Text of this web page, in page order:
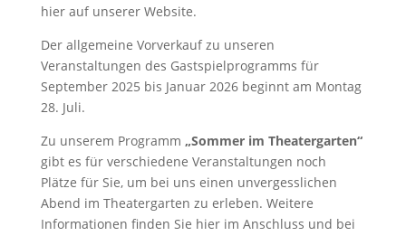
hier auf unserer Website.
Der allgemeine Vorverkauf zu unseren
Veranstaltungen des Gastspielprogramms für
September 2025 bis Januar 2026 beginnt am Montag
28. Juli.
Zu unserem Programm „Sommer im Theatergarten“
gibt es für verschiedene Veranstaltungen noch
Plätze für Sie, um bei uns einen unvergesslichen
Abend im Theatergarten zu erleben. Weitere
Informationen finden Sie hier im Anschluss und bei